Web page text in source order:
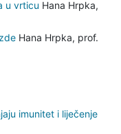
u vrticu Hana Hrpka,
Hana Hrpka, prof.
imunitet i liječenje